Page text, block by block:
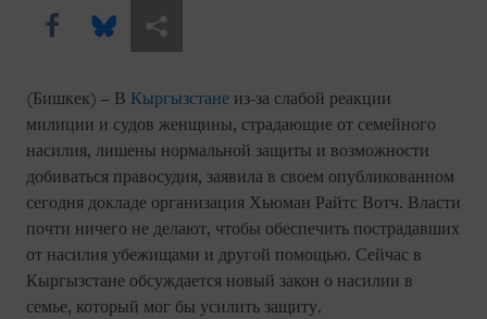
Share this via Facebook
Share this via Bluesky
Share this via Поделиться
(Бишкек) – В Кыргызстане из-за слабой реакции
милиции и судов женщины, страдающие от семейного
насилия, лишены нормальной защиты и возможности
добиваться правосудия, заявила в своем опубликованном
сегодня докладе организация Хьюман Райтс Вотч. Власти
почти ничего не делают, чтобы обеспечить пострадавших
от насилия убежищами и другой помощью. Сейчас в
Кыргызстане обсуждается новый закон о насилии в
семье, который мог бы усилить защиту.